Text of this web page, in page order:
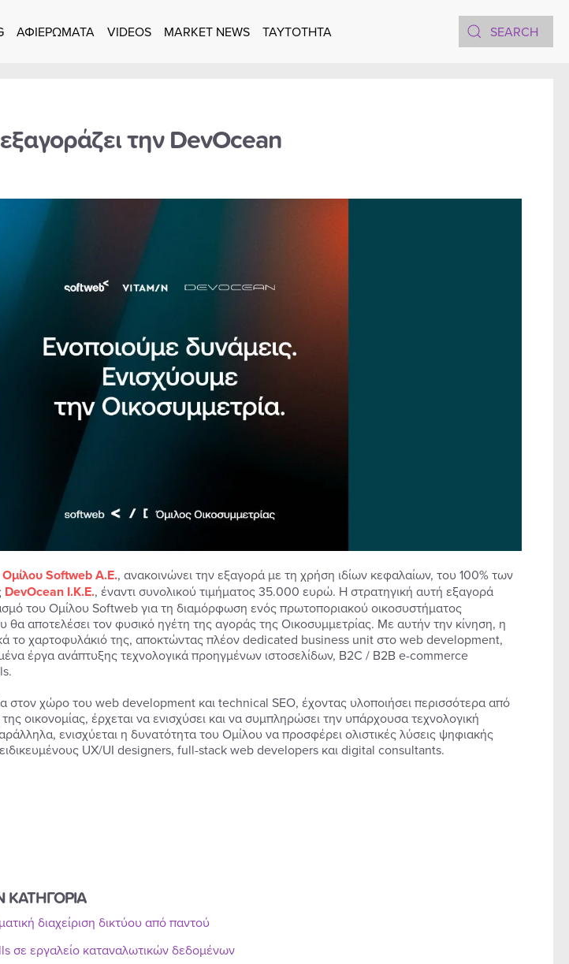
ΑΦΙΕΡΩΜΑΤΑ VIDEOS MARKET NEWS TAYTOTHTA
την DevOcean
ΟμίλουSoftwebA.Ε., ανακοινώνει την εξαγορά με τη χρήση ιδίων κεφαλαίων, του 100% των
DevOcean I.K.E., έναντι συνολικού τιμήματος 35.000 ευρώ. Η στρατηγική αυτή εξαγορά
του Ομίλου Softweb για τη διαμόρφωση ενός πρωτοποριακού οικοσυστήματος
θα αποτελέσει τον φυσικό ηγέτη της αγοράς της Οικοσυμμετρίας. Με αυτήν την κίνηση, η
το χαρτοφυλάκιό της, αποκτώντας πλέον dedicated business unit στο web development,
έργα ανάπτυξης τεχνολογικά προηγμένων ιστοσελίδων, B2C / B2B e-commerce
στον χώρο του web development και technical SEO, έχοντας υλοποιήσει περισσότερα από
οικονομίας, έρχεται να ενισχύσει και να συμπληρώσει την υπάρχουσα τεχνολογική
ενισχύεται η δυνατότητα του Ομίλου να προσφέρει ολιστικές λύσεις ψηφιακής
UX/UI designers, full-stack web developers και digital consultants.
διαχείριση δικτύου από παντού
σε εργαλείο καταναλωτικών δεδομένων